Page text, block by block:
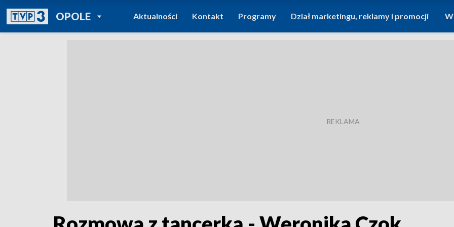
OPOLEPOWRÓT DO
TVP REGIONY
Aktualności Kontakt Programy Dział marketingu, reklamy i promocji